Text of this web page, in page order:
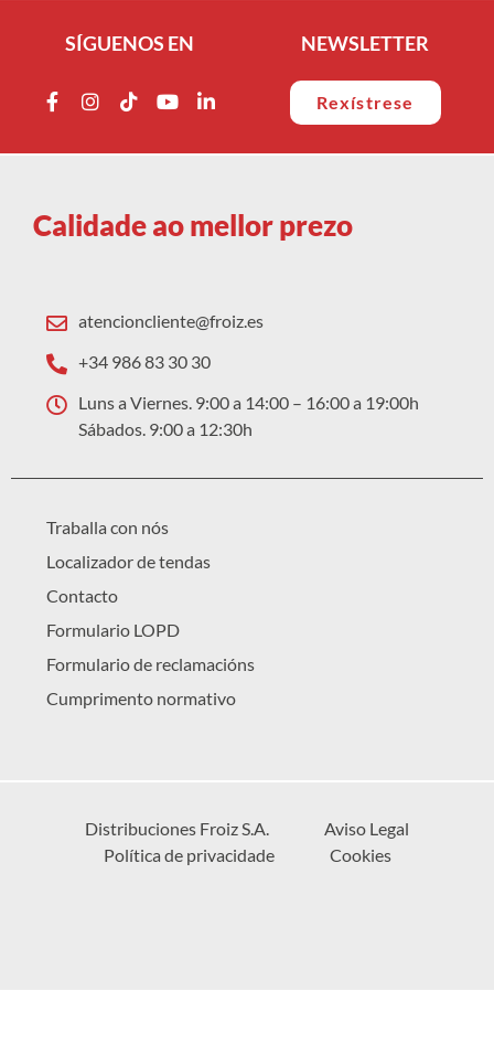
SÍGUENOS EN NEWSLETTER
Rexístrese
Calidade ao mellor prezo
atencioncliente@froiz.es
+34 986 83 30 30
Luns a Viernes. 9:00 a 14:00 – 16:00 a 19:00h
Sábados. 9:00 a 12:30h
Traballa con nós
Localizador de tendas
Contacto
Formulario LOPD
Formulario de reclamacións
Cumprimento normativo
Distribuciones Froiz S.A.
Aviso Legal
Política de privacidade
Cookies